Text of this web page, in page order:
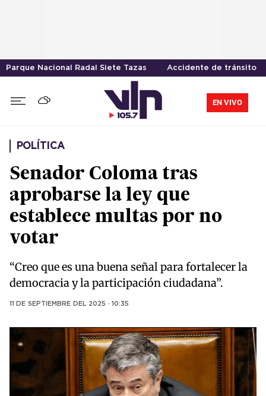
Parque Nacional Radal Siete Tazas Accidente de tránsito
EN VIVO
POLÍTICA
Senador Coloma tras
aprobarse la ley que
establece multas por no
votar
“Creo que es una buena señal para fortalecer la
democracia y la participación ciudadana”.
11 DE SEPTIEMBRE DEL 2025 · 10:35